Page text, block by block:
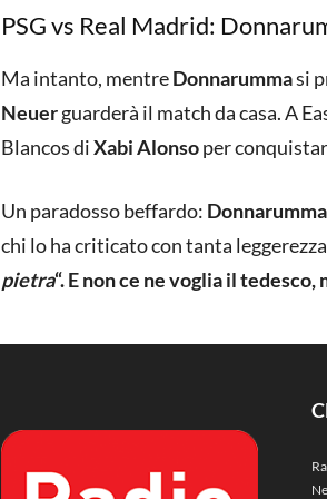
PSG vs Real Madrid:
Ma intanto, mentreDonnarummasi
Neuerguarderà il match da casa. A
Blancos diXabi Alonsoper
Un paradosso beffardo:
chi lo ha criticato con tanta leggerezza
pietra“. E non ce ne voglia il